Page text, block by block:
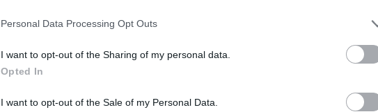
Personal Data Processing Opt Outs
I want to opt-out of the Sharing of my personal data.
Opted In
I want to opt-out of the Sale of my Personal Data.